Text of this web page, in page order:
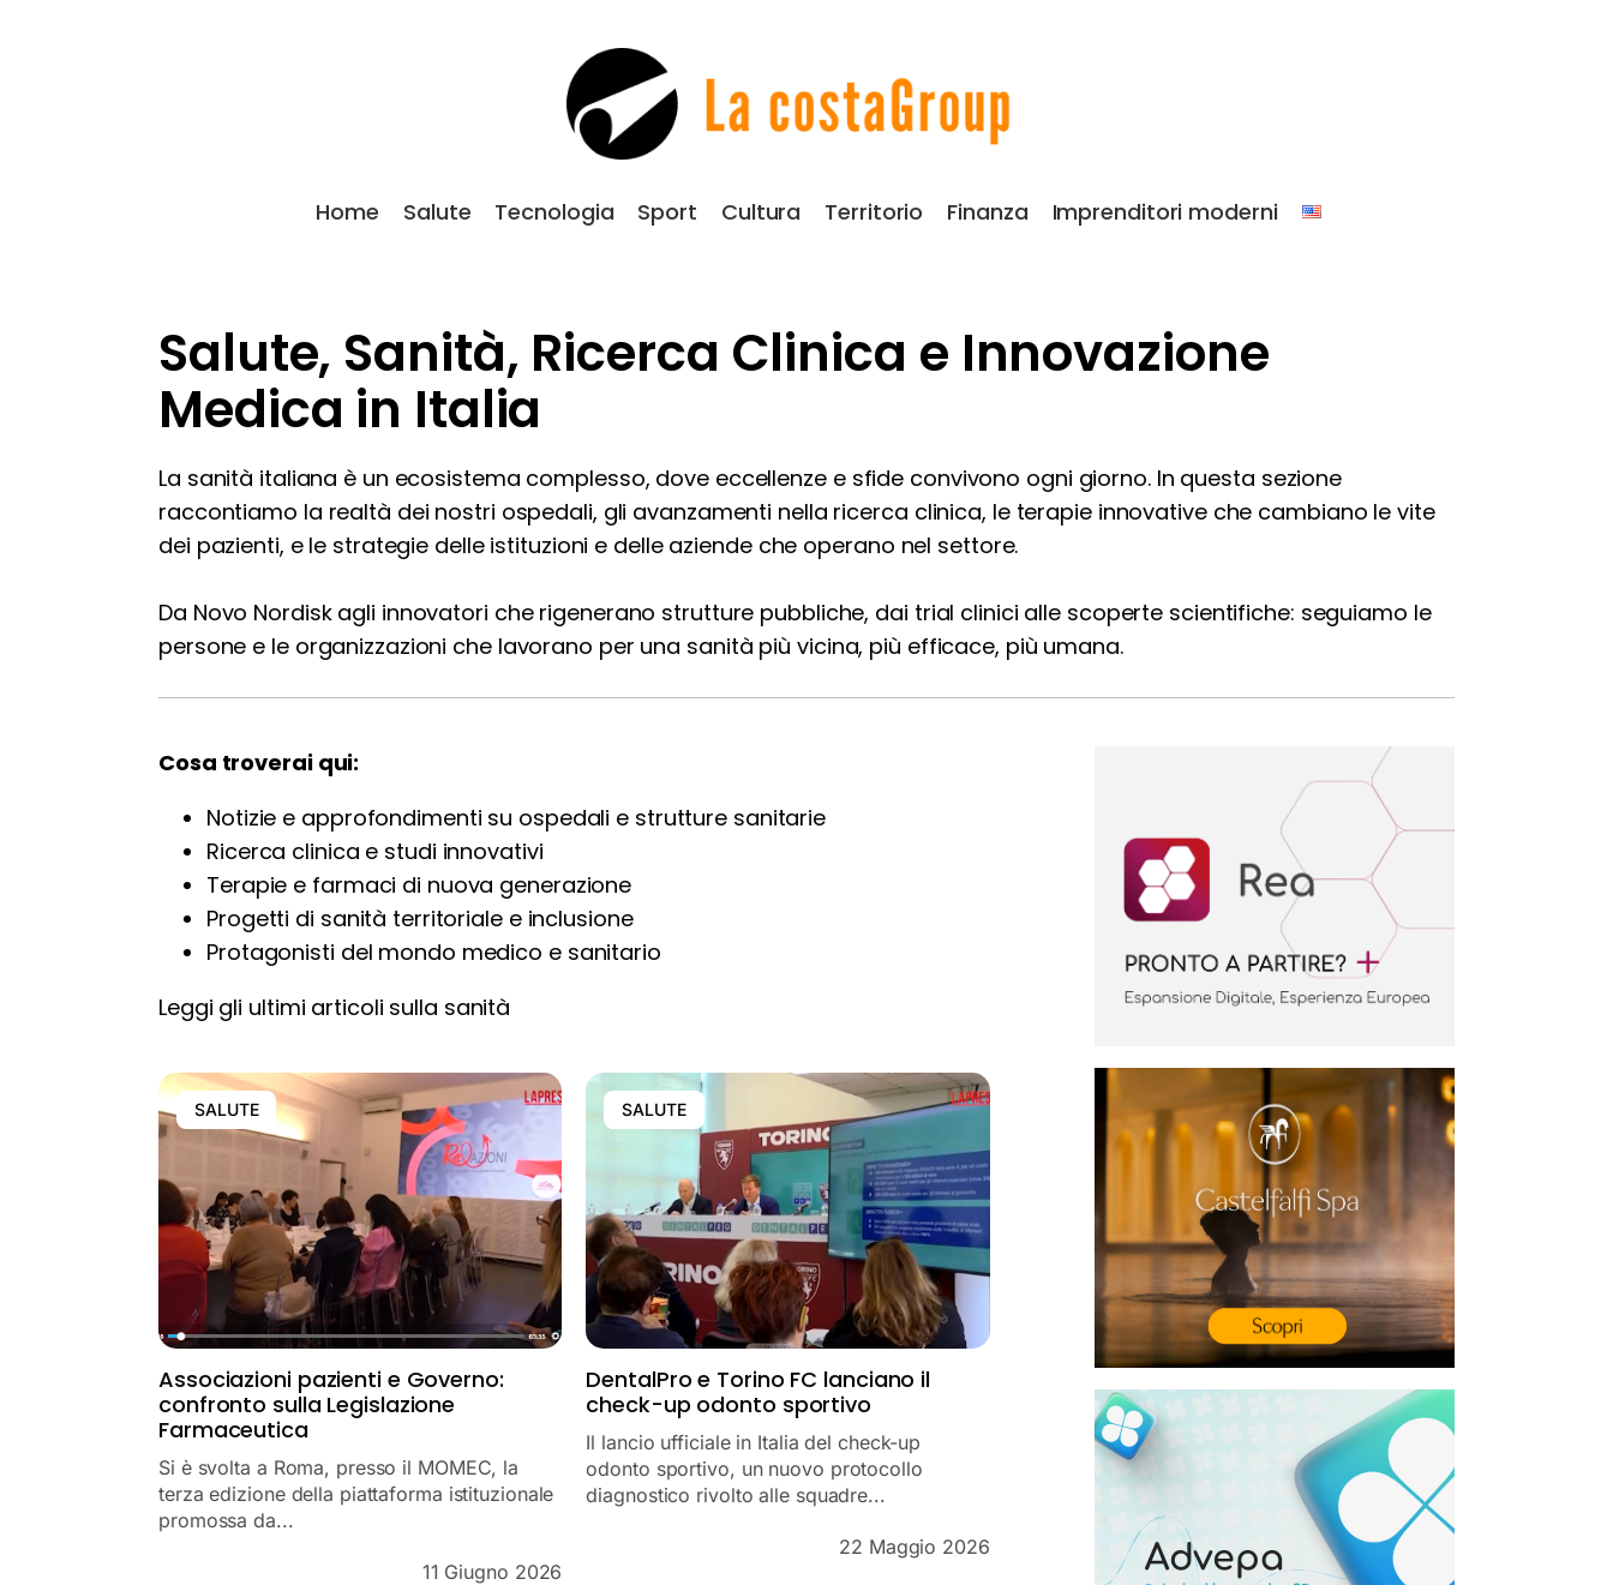
Home Salute Tecnologia Sport Cultura Territorio Finanza Imprenditori moderni
Salute, Sanità, Ricerca Clinica e Innovazione
Medica in Italia
La sanità italiana è un ecosistema complesso, dove eccellenze e sfide convivono ogni giorno. In questa sezione
raccontiamo la realtà dei nostri ospedali, gli avanzamenti nella ricerca clinica, le terapie innovative che cambiano le vite
dei pazienti, e le strategie delle istituzioni e delle aziende che operano nel settore.
Da Novo Nordisk agli innovatori che rigenerano strutture pubbliche, dai trial clinici alle scoperte scientifiche: seguiamo le
persone e le organizzazioni che lavorano per una sanità più vicina, più efficace, più umana.
Cosa troverai qui:
Notizie e approfondimenti su ospedali e strutture sanitarie
Ricerca clinica e studi innovativi
Terapie e farmaci di nuova generazione
Progetti di sanità territoriale e inclusione
Protagonisti del mondo medico e sanitario
Leggi gli ultimi articoli sulla sanità
SALUTE
Associazioni pazienti e Governo:
confronto sulla Legislazione
Farmaceutica
Si è svolta a Roma, presso il MOMEC, la
terza edizione della piattaforma istituzionale
promossa da...
11 Giugno 2026
SALUTE
DentalPro e Torino FC lanciano il
check-up odonto sportivo
Il lancio ufficiale in Italia del check-up
odonto sportivo, un nuovo protocollo
diagnostico rivolto alle squadre...
22 Maggio 2026